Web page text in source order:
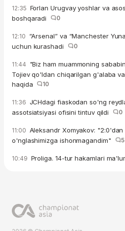
12:35 Forlan Urugvay yoshlar va
boshqaradi
0
12:10 “Arsenal” va “Manchester
uchun kurashadi
0
11:44 "Biz ham muammoning
Tojiev qo'ldan chiqarilgan g'alaba
haqida
10
11:36 JCHdagi fiaskodan so'ng
assotsiatsiyasi ofisini tintuv qildi
0
11:00 Aleksandr Xomyakov:
o'nglashimizga ishonmagandim"
5
10:49 Proliga. 14-tur hakamlari